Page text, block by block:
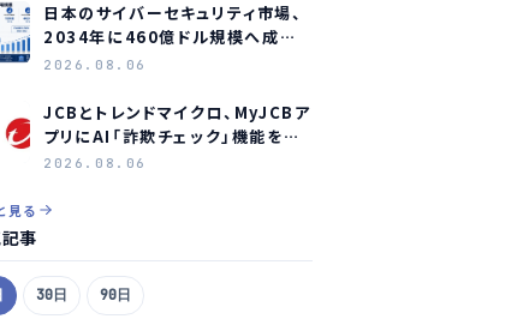
日本のサイバーセキュリティ市場、
2034年に460億ドル規模へ成長
か
2026.08.06
JCBとトレンドマイクロ、MyJCBア
プリにAI「詐欺チェック」機能を常
設し不正対策を強化
2026.08.06
見る
事
30日 90日